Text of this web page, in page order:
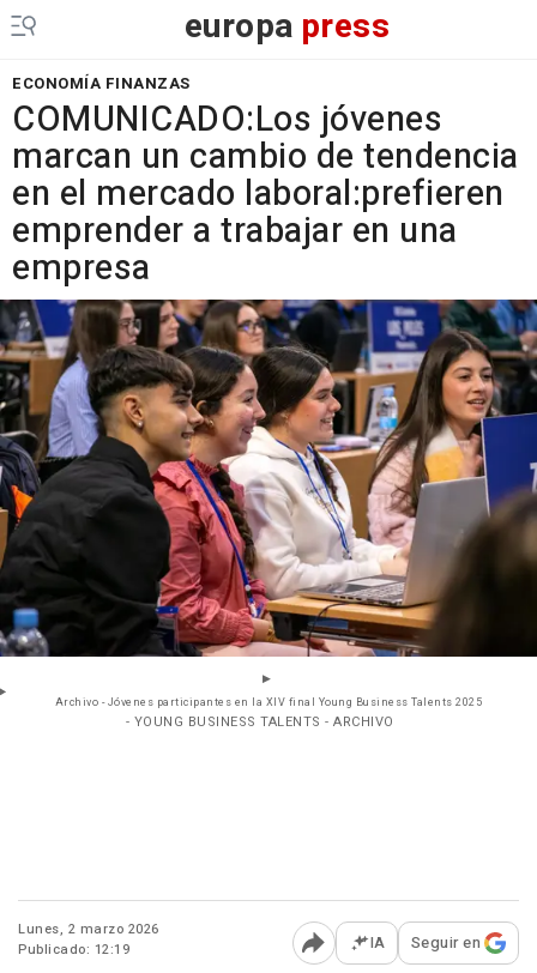
europa press
ECONOMÍA FINANZAS
COMUNICADO:Los jóvenes
marcan un cambio de tendencia
en el mercado laboral:prefieren
emprender a trabajar en una
empresa
Archivo - Jóvenes participantes en la XIV final Young Business Talents 2025
- YOUNG BUSINESS TALENTS - ARCHIVO
Lunes, 2 marzo 2026
Publicado: 12:19
Abrir opciones para
IA Seguir en